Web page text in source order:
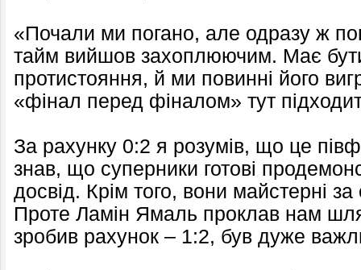
«Почали ми погано, але одразу ж
тайм вийшов захоплюючим. Має
протистояння, й ми повинні його
«фінал перед фіналом» тут
За рахунку 0:2 я розумів, що це
знав, що суперники готові
досвід. Крім того, вони майстерні
Проте Ламін Ямаль проклав нам
зробив рахунок – 1:2, був дуже